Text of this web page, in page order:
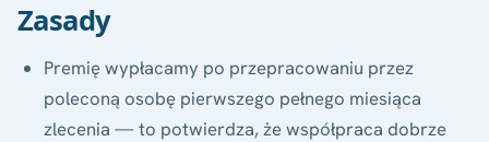
Zasady
Premię wypłacamy po przepracowaniu przez
poleconą osobę pierwszego pełnego miesiąca
zlecenia — to potwierdza, że współpraca dobrze